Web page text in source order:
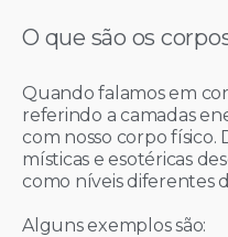
O que são os
Quando falamos em
referindo a camadas
com nosso corpo físico.
místicas e esotéricas
como níveis diferentes
Alguns exemplos são: